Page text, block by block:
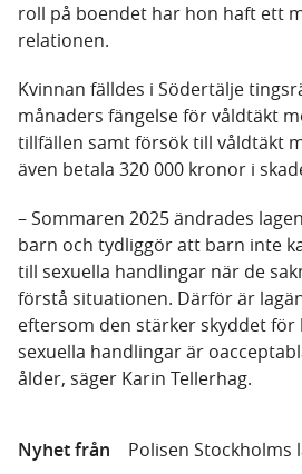
roll på boendet har hon haft ett
relationen.
Kvinnan fälldes i Södertälje
månaders fängelse för våldtäkt
tillfällen samt försök till våldtäkt
även betala 320 000 kronor i
– Sommaren 2025 ändrades
barn och tydliggör att barn inte
till sexuella handlingar när de
förstå situationen. Därför är
eftersom den stärker skyddet
sexuella handlingar är
ålder, säger Karin Tellerhag.
Nyhet från
Polisen Stockholms